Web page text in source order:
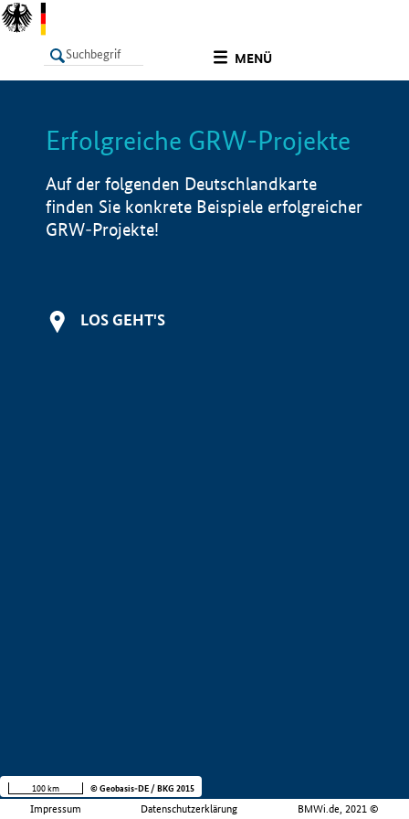
MENÜ
LISTE Info
Erfolgreiche GRW-Projekte
Auf der folgenden Deutschlandkarte
finden Sie konkrete Beispiele erfolgreicher
GRW-Projekte!
LOS GEHT'S
Impressum Datenschutzerklärung BMWi.de, 2021 ©
100 km © Geobasis-DE / BKG 2015